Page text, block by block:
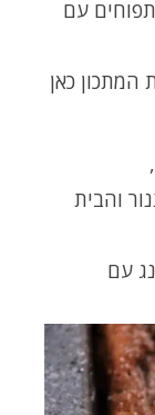
עם
כאן
והבית
עם